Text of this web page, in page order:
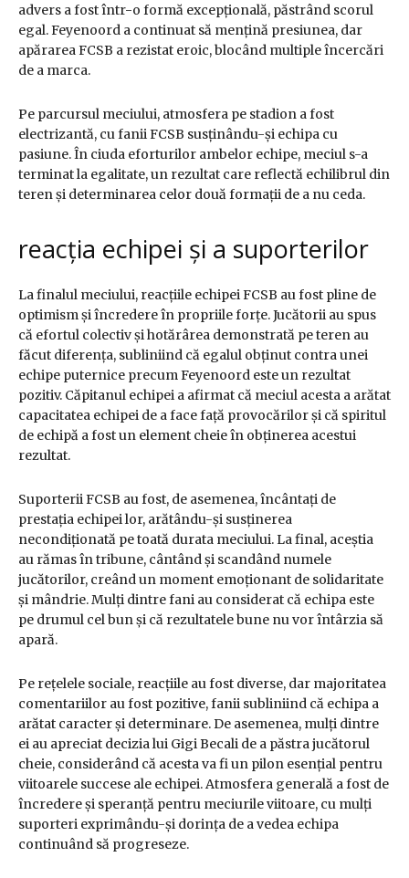
advers a fost într-o formă excepțională, păstrând scorul
egal. Feyenoord a continuat să mențină presiunea, dar
apărarea FCSB a rezistat eroic, blocând multiple încercări
de a marca.
Pe parcursul meciului, atmosfera pe stadion a fost
electrizantă, cu fanii FCSB susținându-și echipa cu
pasiune. În ciuda eforturilor ambelor echipe, meciul s-a
terminat la egalitate, un rezultat care reflectă echilibrul din
teren și determinarea celor două formații de a nu ceda.
reacția echipei și a suporterilor
La finalul meciului, reacțiile echipei FCSB au fost pline de
optimism și încredere în propriile forțe. Jucătorii au spus
că efortul colectiv și hotărârea demonstrată pe teren au
făcut diferența, subliniind că egalul obținut contra unei
echipe puternice precum Feyenoord este un rezultat
pozitiv. Căpitanul echipei a afirmat că meciul acesta a arătat
capacitatea echipei de a face față provocărilor și că spiritul
de echipă a fost un element cheie în obținerea acestui
rezultat.
Suporterii FCSB au fost, de asemenea, încântați de
prestația echipei lor, arătându-și susținerea
necondiționată pe toată durata meciului. La final, aceștia
au rămas în tribune, cântând și scandând numele
jucătorilor, creând un moment emoționant de solidaritate
și mândrie. Mulți dintre fani au considerat că echipa este
pe drumul cel bun și că rezultatele bune nu vor întârzia să
apară.
Pe rețelele sociale, reacțiile au fost diverse, dar majoritatea
comentariilor au fost pozitive, fanii subliniind că echipa a
arătat caracter și determinare. De asemenea, mulți dintre
ei au apreciat decizia lui Gigi Becali de a păstra jucătorul
cheie, considerând că acesta va fi un pilon esențial pentru
viitoarele succese ale echipei. Atmosfera generală a fost de
încredere și speranță pentru meciurile viitoare, cu mulți
suporteri exprimându-și dorința de a vedea echipa
continuând să progreseze.